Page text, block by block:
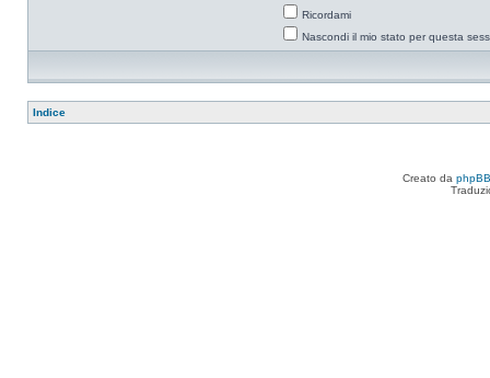
Ricordami
Nascondi il mio stato per questa
Indice
Creato da phpBB